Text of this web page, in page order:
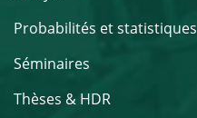
Probabilités et statistiques
Séminaires
Thèses & HDR